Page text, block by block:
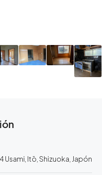
Usami, Itō, Shizuoka, Japón